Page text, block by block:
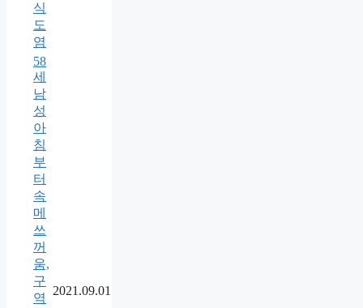
식
도
염
58
세
남
성
아
침
부
터
속
메
쓰
꺼
움,
구
역
2021.09.01